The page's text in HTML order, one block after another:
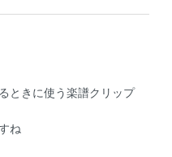
ときに使う楽譜クリップ
ね